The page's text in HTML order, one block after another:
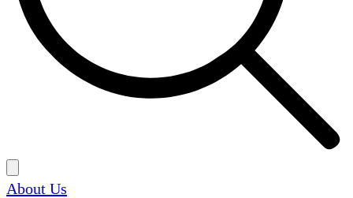
About Us